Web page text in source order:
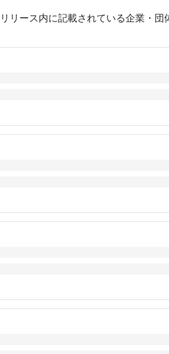
ース内に記載されている企業・団